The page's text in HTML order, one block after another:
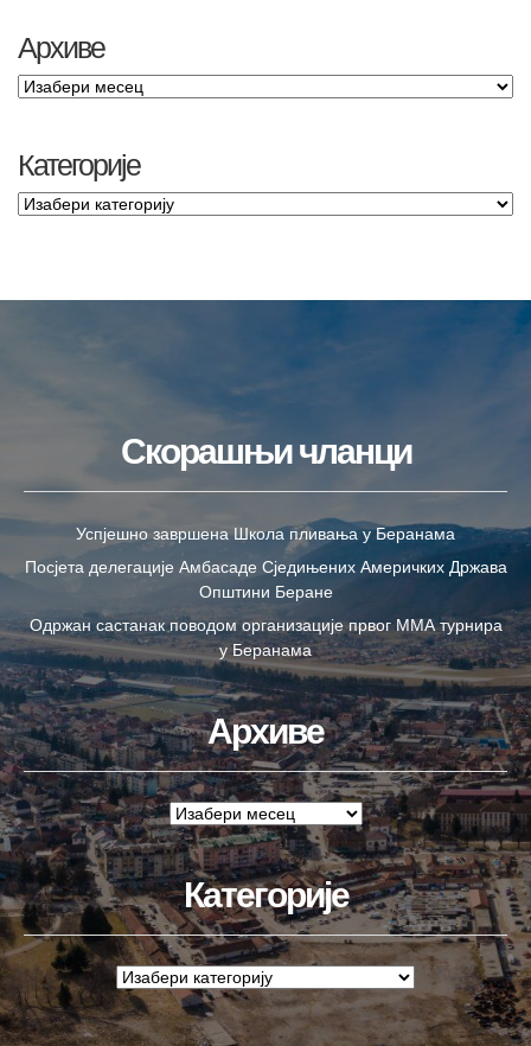
Архиве
Категорије
Скорашњи чланци
Успјешно завршена Школа пливања у Беранама
Посјета делегације Амбасаде Сједињених Америчких Држава
Општини Беране
Одржан састанак поводом организације првог ММА турнира
у Беранама
Архиве
Категорије